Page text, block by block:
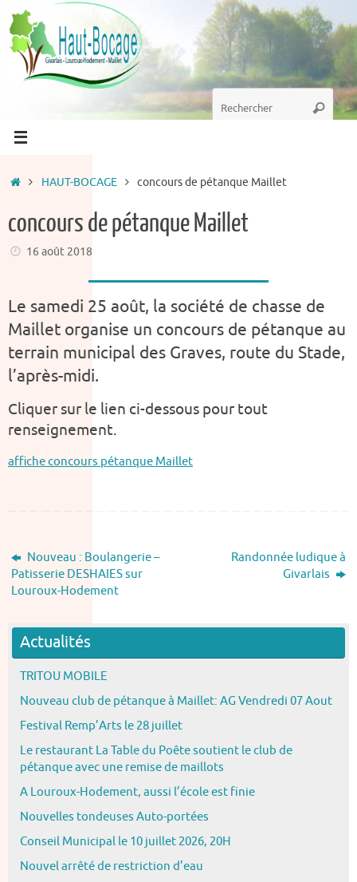
Passer
au
contenu
Recherche
pour
Accueil
HAUT-BOCAGE concours de pétanque Maillet
concours de pétanque Maillet
16 août 2018
Le samedi 25 août, la société de chasse de
Maillet organise un concours de pétanque au
terrain municipal des Graves, route du Stade,
l’après-midi.
Cliquer sur le lien ci-dessous pour tout
renseignement.
affiche concours pétanque Maillet
Nouveau : Boulangerie –
Patisserie DESHAIES sur
Louroux-Hodement
Randonnée ludique à
Givarlais
Actualités
TRITOU MOBILE
Nouveau club de pétanque à Maillet: AG Vendredi 07 Aout
Festival Remp’Arts le 28 juillet
Le restaurant La Table du Poête soutient le club de
pétanque avec une remise de maillots
A Louroux-Hodement, aussi l’école est finie
Nouvelles tondeuses Auto-portées
Conseil Municipal le 10 juillet 2026, 20H
Nouvel arrêté de restriction d’eau